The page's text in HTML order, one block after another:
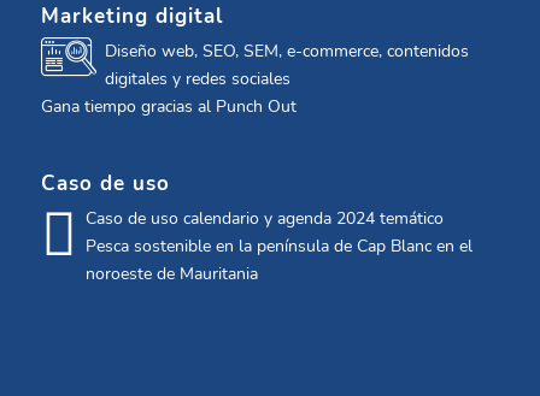
Marketing digital
Diseño web, SEO, SEM, e-commerce, contenidos
digitales y redes sociales
Gana tiempo gracias al Punch Out
Caso de uso
Caso de uso calendario y agenda 2024 temático
Pesca sostenible en la península de Cap Blanc en el
noroeste de Mauritania